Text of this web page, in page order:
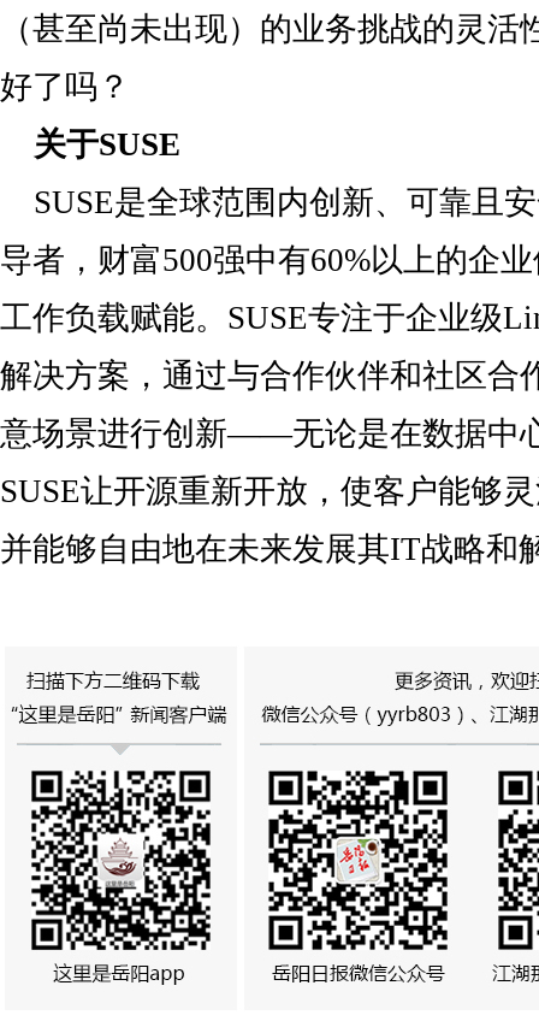
（甚至尚未出现）的业务挑战的灵
好了吗？
关于SUSE
SUSE是全球范围内创新、可靠且
导者，财富500强中有60%以上的企
工作负载赋能。SUSE专注于企业级
解决方案，通过与合作伙伴和社区合
意场景进行创新——无论是在数据中
SUSE让开源重新开放，使客户能够
并能够自由地在未来发展其IT战略和